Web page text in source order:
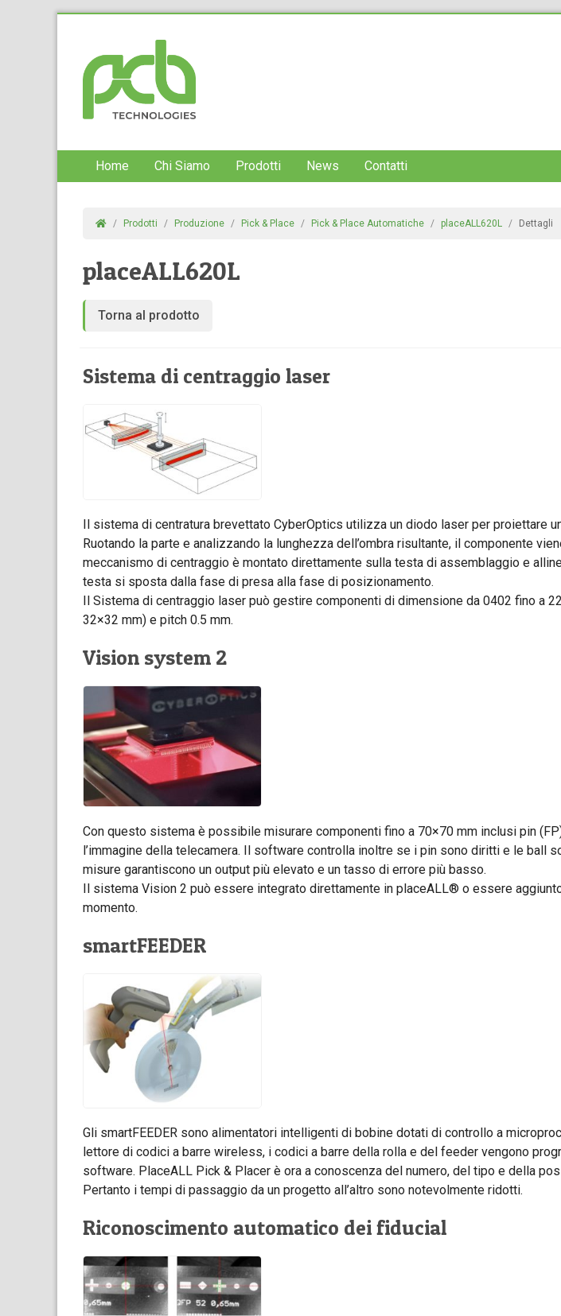
Home Chi Siamo Prodotti News Contatti
Prodotti Produzione Pick & Place Pick & Place Automatiche placeALL620L Dettagli
placeALL620L
Torna al prodotto
Sistema di centraggio laser
Il sistema di centratura brevettato CyberOptics utilizza un diodo laser per proiettare
Ruotando la parte e analizzando la lunghezza dell’ombra risultante, il componente
meccanismo di centraggio è montato direttamente sulla testa di assemblaggio e
testa si sposta dalla fase di presa alla fase di posizionamento.
Il Sistema di centraggio laser può gestire componenti di dimensione da 0402 fino a
32×32 mm) e pitch 0.5 mm.
Vision system 2
Con questo sistema è possibile misurare componenti fino a 70×70 mm inclusi pin
l’immagine della telecamera. Il software controlla inoltre se i pin sono diritti e le ball
misure garantiscono un output più elevato e un tasso di errore più basso.
Il sistema Vision 2 può essere integrato direttamente in placeALL® o essere
momento.
smartFEEDER
Gli smartFEEDER sono alimentatori intelligenti di bobine dotati di controllo a
lettore di codici a barre wireless, i codici a barre della rolla e del feeder vengono
software. PlaceALL Pick & Placer è ora a conoscenza del numero, del tipo e della
Pertanto i tempi di passaggio da un progetto all’altro sono notevolmente ridotti.
Riconoscimento automatico dei fiducial